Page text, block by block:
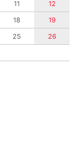
11
12
18
19
25
26